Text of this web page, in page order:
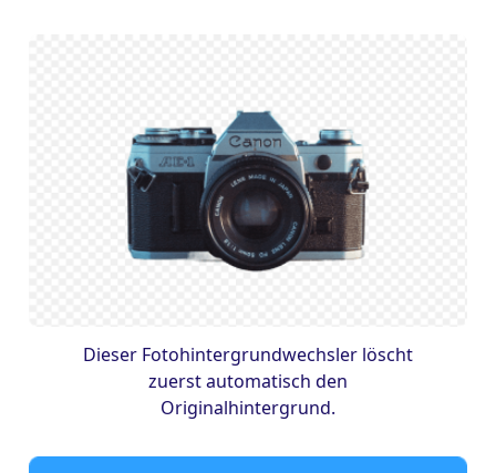
Dieser Fotohintergrundwechsler löscht
zuerst automatisch den
Originalhintergrund.